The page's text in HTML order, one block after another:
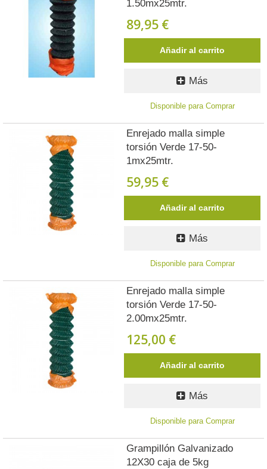
1.50mx25mtr.
89,95 €
Añadir al carrito
Más
Disponible para Comprar
Enrejado malla simple
torsión Verde 17-50-
1mx25mtr.
59,95 €
Añadir al carrito
Más
Disponible para Comprar
Enrejado malla simple
torsión Verde 17-50-
2.00mx25mtr.
125,00 €
Añadir al carrito
Más
Disponible para Comprar
Grampillón Galvanizado
12X30 caja de 5kg